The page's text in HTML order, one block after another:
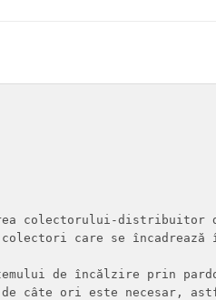
colectorului-
colectori care se
de încălzire prin
câte ori este necesar,